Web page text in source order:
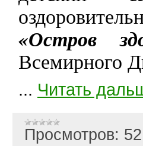
«Остров
Всемирного
... Читать
Просмотров: 52